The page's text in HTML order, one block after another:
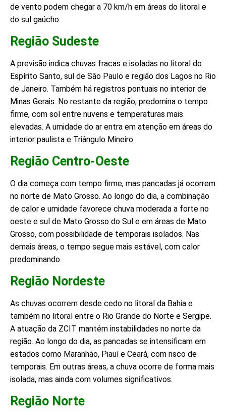
de vento podem chegar a 70 km/h em áreas do litoral e
do sul gaúcho.
Região Sudeste
A previsão indica chuvas fracas e isoladas no litoral do
Espírito Santo, sul de São Paulo e região dos Lagos no Rio
de Janeiro. Também há registros pontuais no interior de
Minas Gerais. No restante da região, predomina o tempo
firme, com sol entre nuvens e temperaturas mais
elevadas. A umidade do ar entra em atenção em áreas do
interior paulista e Triângulo Mineiro.
Região Centro-Oeste
O dia começa com tempo firme, mas pancadas já ocorrem
no norte de Mato Grosso. Ao longo do dia, a combinação
de calor e umidade favorece chuva moderada a forte no
oeste e sul de Mato Grosso do Sul e em áreas de Mato
Grosso, com possibilidade de temporais isolados. Nas
demais áreas, o tempo segue mais estável, com calor
predominando.
Região Nordeste
As chuvas ocorrem desde cedo no litoral da Bahia e
também no litoral entre o Rio Grande do Norte e Sergipe.
A atuação da ZCIT mantém instabilidades no norte da
região. Ao longo do dia, as pancadas se intensificam em
estados como Maranhão, Piauí e Ceará, com risco de
temporais. Em outras áreas, a chuva ocorre de forma mais
isolada, mas ainda com volumes significativos.
Região Norte